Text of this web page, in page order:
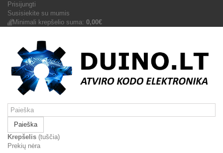
Prisijungti
Susisiekite su mumis
Minimali krepšelio suma: 0,00€
Paieška
Krepšelis (tuščia)
Prekių nėra